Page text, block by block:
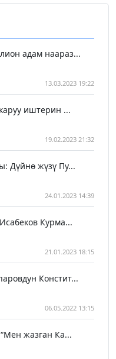
адам наараз...
13.03.2023 19:22
иштерин ...
19.02.2023 21:32
Дүйнө жүзү Пу...
24.01.2023 14:39
Курма...
21.01.2023 18:15
Констит...
06.05.2022 13:15
жазган Ка...